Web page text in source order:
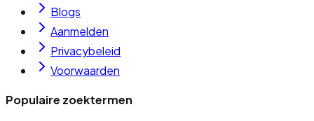
Blogs
Aanmelden
Privacybeleid
Voorwaarden
Populaire zoektermen